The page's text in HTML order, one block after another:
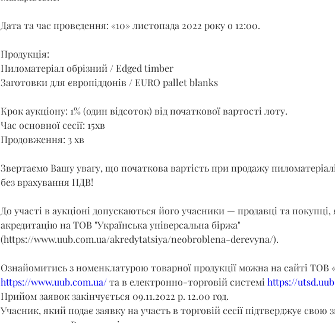
Дата та час проведення: «10» листопада 2022 року о 12:00.
Продукція:
Пиломатеріал обрізний / Edged timber
Заготовки для європіддонів / EURO pallet blanks
Крок аукціону: 1% (один відсоток) від початкової вартості лоту.
Час основної сесії: 15хв
Продовження: 3 хв
Звертаємо Вашу увагу, що початкова вартість при продажу
без врахування ПДВ!
До участі в аукціоні допускаються його учасники — продавці та
акредитацію на ТОВ "Українська універсальна біржа"
(https://www.uub.com.ua/akredytatsiya/neobroblena-derevyna/).
Ознайомитись з номенклатурою товарної продукції можна на сайті ТОВ
https://www.uub.com.ua/ та в електронно-торговій системі https://
Прийом заявок закінчується 09.11.2022 р. 12.00 год.
Учасник, який подає заявку на участь в торговій сесії підтверджує свою